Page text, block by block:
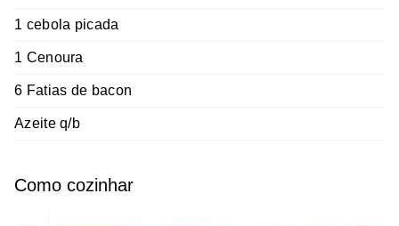
1 cebola picada
1 Cenoura
6 Fatias de bacon
Azeite q/b
Como cozinhar